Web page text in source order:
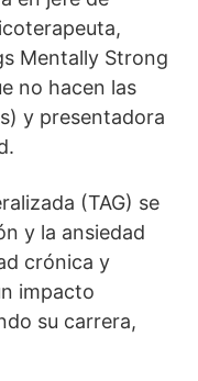
Mentally Strong
no hacen las
y presentadora
(TAG) se
y la ansiedad
crónica y
impacto
su carrera,